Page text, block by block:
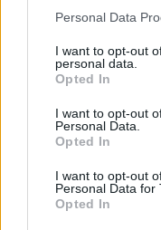
Please note that this
not limited to your visit
grant or deny consent
use your data for
consent section.
Personal Data
I want to opt-out
personal data.
Opted In
I want to opt-out
Personal Data.
Opted In
I want to opt-out
Personal Data for
Opted In
Na ha ezt
vagy 1-2 komikus
volna. De ehelyett
egy rendkívül
hogy minek
láthatóan nem tud
saját showjában,
volt az első filmje,
figurára írta, és